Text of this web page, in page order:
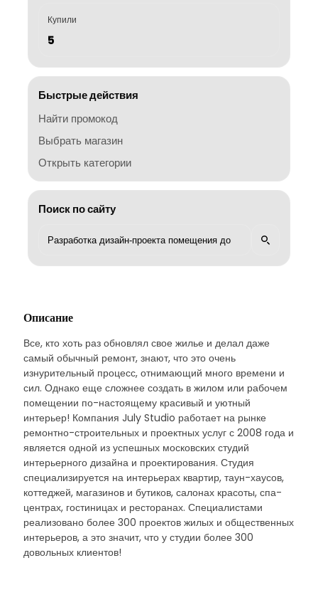
Купили
5
Быстрые действия
Найти промокод
Выбрать магазин
Открыть категории
Поиск по сайту
Описание
Все, кто хоть раз обновлял свое жилье и делал даже
самый обычный ремонт, знают, что это очень
изнурительный процесс, отнимающий много времени и
сил. Однако еще сложнее создать в жилом или рабочем
помещении по-настоящему красивый и уютный
интерьер! Компания July Studio работает на рынке
ремонтно-строительных и проектных услуг с 2008 года и
является одной из успешных московских студий
интерьерного дизайна и проектирования. Студия
специализируется на интерьерах квартир, таун-хаусов,
коттеджей, магазинов и бутиков, салонах красоты, спа-
центрах, гостиницах и ресторанах. Специалистами
реализовано более 300 проектов жилых и общественных
интерьеров, а это значит, что у студии более 300
довольных клиентов!